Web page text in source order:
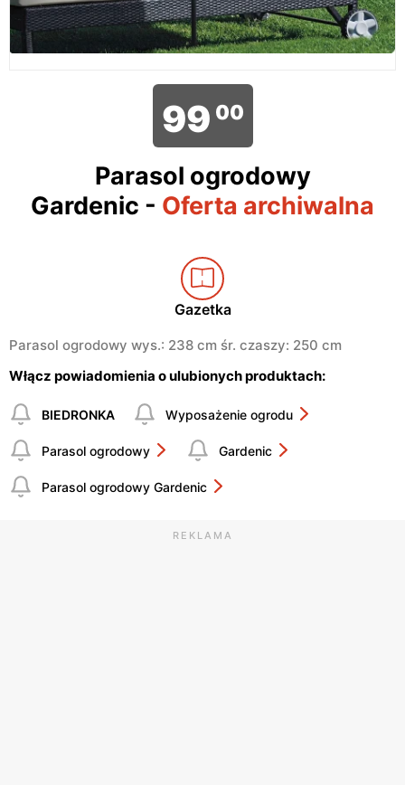
99 00
Parasol ogrodowy
Gardenic - Oferta archiwalna
Gazetka
Parasol ogrodowy wys.: 238 cm śr. czaszy: 250 cm
Włącz powiadomienia o ulubionych produktach:
BIEDRONKA Wyposażenie ogrodu
Parasol ogrodowy Gardenic
Parasol ogrodowy Gardenic
REKLAMA